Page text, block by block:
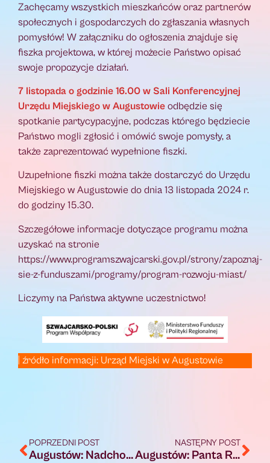
Zachęcamy wszystkich mieszkańców oraz partnerów
społecznych i gospodarczych do zgłaszania własnych
pomysłów! W załączniku do ogłoszenia znajduje się
fiszka projektowa, w której możecie Państwo opisać
swoje propozycje działań.
7 listopada o godzinie 16.00 w Sali Konferencyjnej
Urzędu Miejskiego w Augustowie odbędzie się
spotkanie partycypacyjne, podczas którego będziecie
Państwo mogli zgłosić i omówić swoje pomysły, a
także zaprezentować wypełnione fiszki.
Uzupełnione fiszki można także dostarczyć do Urzędu
Miejskiego w Augustowie do dnia 13 listopada 2024 r.
do godziny 15.30.
Szczegółowe informacje dotyczące programu można
uzyskać na stronie
https://www.programszwajcarski.gov.pl/strony/zapoznaj-
sie-z-funduszami/programy/program-rozwoju-miast/
Liczymy na Państwa aktywne uczestnictwo!
| źródło informacji: Urząd Miejski w Augustowie
POPRZEDNI POST
Augustów: Nadchodzi zima. Nie bądź obojętny wobec potrzebujących pomocy!
NASTĘPNY POST
Augustów: Panta Rhei! Przewięź i Augustów – wspomnienie dawnych lat cz. 2